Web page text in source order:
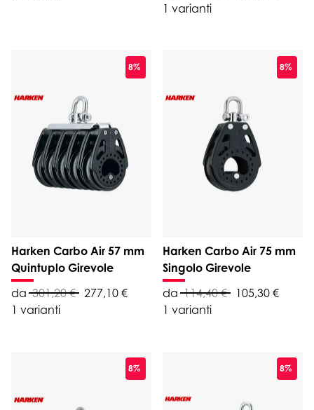
1 varianti
8%
Harken Carbo Air 57 mm
Quintuplo Girevole
da 301,20 € 277,10 €
1 varianti
8%
Harken Carbo Air 75 mm
Singolo Girevole
da 114,40 €
105,30 €
1 varianti
8% 8%